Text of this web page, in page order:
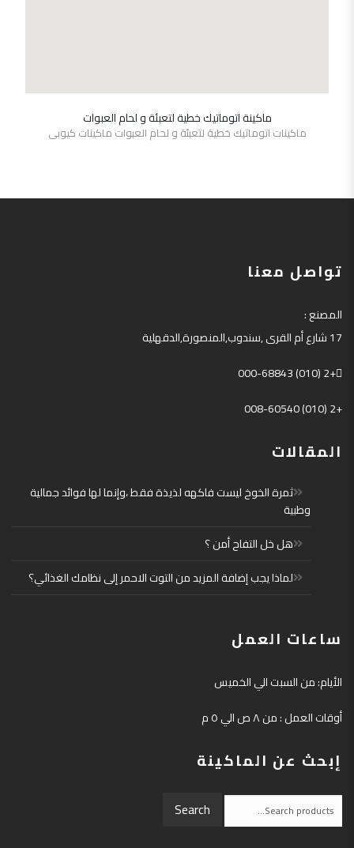
SHOW DETAILS
ماكينة اتوماتيك خطية لتعبئة و لحام العبوات
ماكينات اتوماتيك خطية لتعبئة و لحام العبوات ماكينات كيوبى
تواصل معنا
المصنع:
17شارع أم القرى,سندوب,المنصورة,الدقهلية
+2 (010) 000-68843
+2 (010) 008-60540
المقالات
ثمرة الخوخ ليست فاكهه لذيذة فقط ،وإنما لها فوائد جمالية
وطبية
هل خل التفاح أمن ؟
لماذا يجب إضافة المزيد من التوت الاحمر إلى نظامك الغذائي؟
ساعات العمل
الأيام: من السبت الي الخميس
أوقات العمل : من ٨ ص الي ٥ م
إبحث عن الماكينة
Search
for:
Search